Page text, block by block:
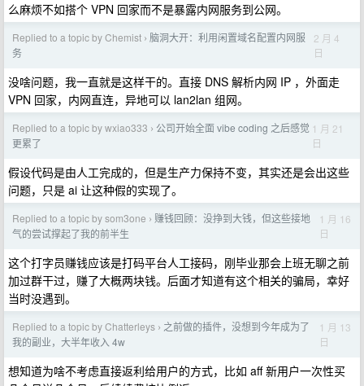
么麻烦不如搭个 VPN 回家而不是暴露内网服务到公网。
Replied to a topic by Chemist › 脑洞大开：利用闲置域名配置内网服
务
2 月 4
日
没啥问题，我一直就是这样干的。直接 DNS 解析内网 IP ，外面走
VPN 回家，内网直连，异地可以 lan2lan 组网。
Replied to a topic by wxiao333 › 公司开始全面 vibe coding 之后感觉
更累了
1 月 21
日
假设代码是由人工完成的，但是生产力保持不变，其实还是会出这些
问题，只是 ai 让这种假的实现了。
Replied to a topic by som3one › 赚钱回顾：没挣到大钱，但这些接地
气的尝试撑起了我的前半生
1 月 16
日
这个打字员赚钱应该是打码平台人工接码，刚毕业那会上班无聊之前
加过群干过，赚了大概两块钱。后面才知道有这个相关的骗局，幸好
当时没遇到。
Replied to a topic by Chatterleys › 之前做的插件，没想到今年成为了
我的副业，大半年收入 4w
1 月 13
日
想知道为啥不考虑直接返利给用户的方式，比如 aff 新用户一次性买